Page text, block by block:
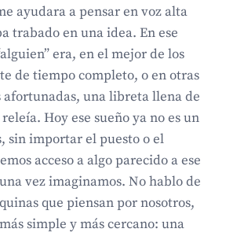
ayudara a pensar en voz alta
trabado en una idea. En ese
era, en el mejor de los
de tiempo completo, o en otras
afortunadas, una libreta llena de
Hoy ese sueño ya no es un
sin importar el puesto o el
acceso a algo parecido a ese
vez imaginamos. No hablo de
que piensan por nosotros,
simple y más cercano: una